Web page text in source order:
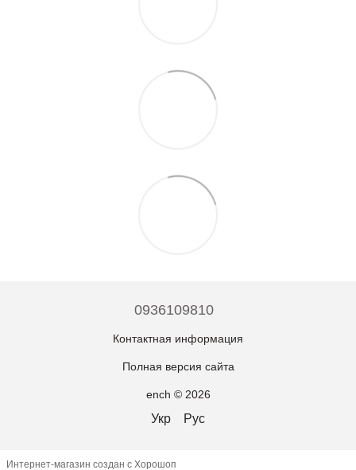
0936109810
Контактная информация
Полная версия сайта
ench © 2026
Укр Рус
Интернет-магазин создан с Хорошоп